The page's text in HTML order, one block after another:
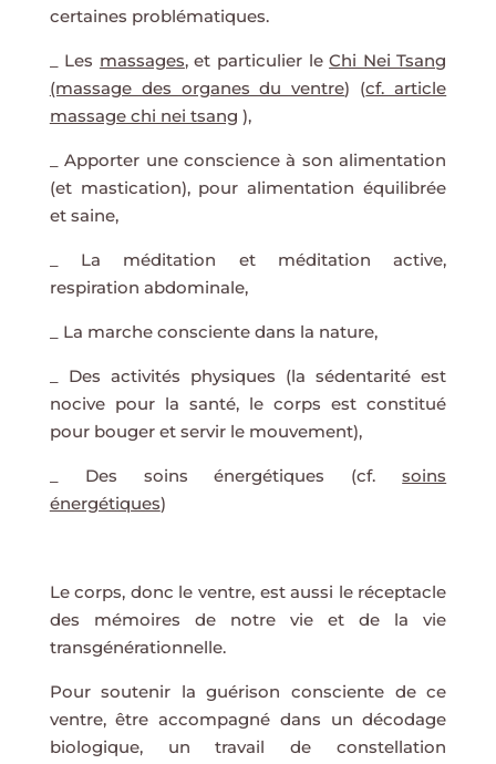
certaines problématiques.
_ Les massages, et particulier leChi Nei Tsang
(massage des organes du ventre) (cf. article
massage chi nei tsang ),
_ Apporter une conscience à son alimentation
(et mastication), pour alimentation équilibrée
et saine,
_ La méditation et méditation active,
respiration abdominale,
_ La marche consciente dans la nature,
_ Des activités physiques (la sédentarité est
nocive pour la santé, le corps est constitué
pour bouger et servir le mouvement),
_ Des soins énergétiques (cf.soins
énergétiques)
Le corps, donc le ventre, est aussi le réceptacle
des mémoires de notre vie et de la vie
transgénérationnelle.
Pour soutenir la guérison consciente de ce
ventre, être accompagné dans un décodage
biologique, un travail de constellation